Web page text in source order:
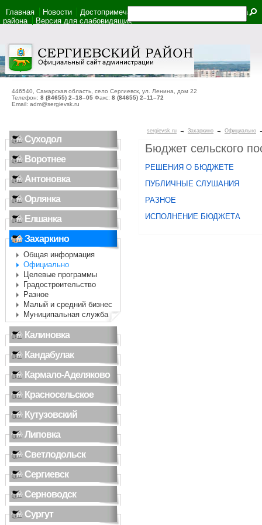
446540, Самарская область, село Сергиевск, ул. Ленина, дом 22
Телефон: 8 (84655) 2–18–05 Факс: 8 (84655) 2–11–72
Email: adm@sergievsk.ru
Главная Новости Достопримечательности
Карта
района
Версия для слабовидящих
Суходол
Воротнее
Антоновка
Орлянка
Елшанка
Захаркино
Общая информация
Официально
Целевые программы
Градостроительство
Разное
Малый и средний бизнес
Муниципальная служба
Калиновка
Кандабулак
Кармало-Аделяково
Красносельское
Кутузовский
Липовка
Светлодольск
Сергиевск
Серноводск
Сургут
sergievsk.ru → Захаркино → Официально
Бюджет сельского
РЕШЕНИЯ О БЮДЖЕТЕ
ПУБЛИЧНЫЕ СЛУШАНИЯ
РАЗНОЕ
ИСПОЛНЕНИЕ БЮДЖЕТА